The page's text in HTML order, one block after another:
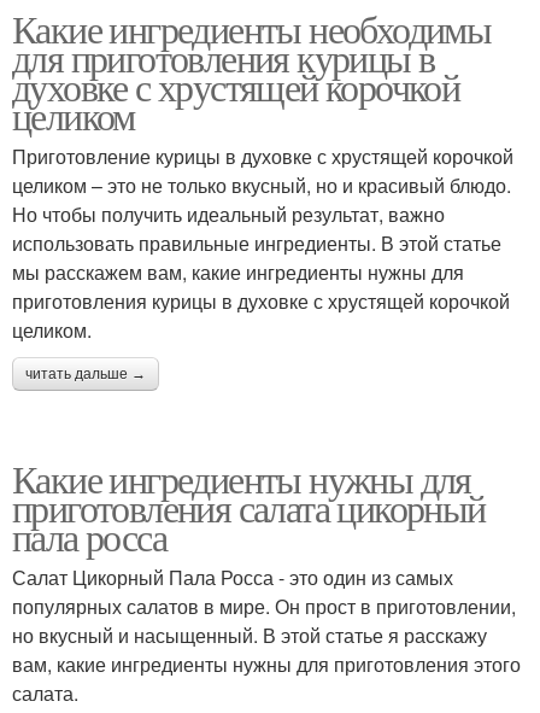
Какие ингредиенты необходимы
для приготовления курицы в
духовке с хрустящей корочкой
целиком
Приготовление курицы в духовке с хрустящей корочкой
целиком – это не только вкусный, но и красивый блюдо.
Но чтобы получить идеальный результат, важно
использовать правильные ингредиенты. В этой статье
мы расскажем вам, какие ингредиенты нужны для
приготовления курицы в духовке с хрустящей корочкой
целиком.
читать дальше →
Какие ингредиенты нужны для
приготовления салата цикорный
пала росса
Салат Цикорный Пала Росса - это один из самых
популярных салатов в мире. Он прост в приготовлении,
но вкусный и насыщенный. В этой статье я расскажу
вам, какие ингредиенты нужны для приготовления этого
салата.